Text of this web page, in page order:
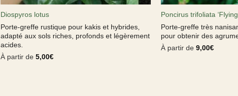
Diospyros lotus
Porte-greffe rustique pour kakis et hybrides,
adapté aux sols riches, profonds et légèrement
acides.
À partir de 5,00€
Poncirus trifoliata
Porte-greffe très
pour obtenir des
À partir de 9,00€